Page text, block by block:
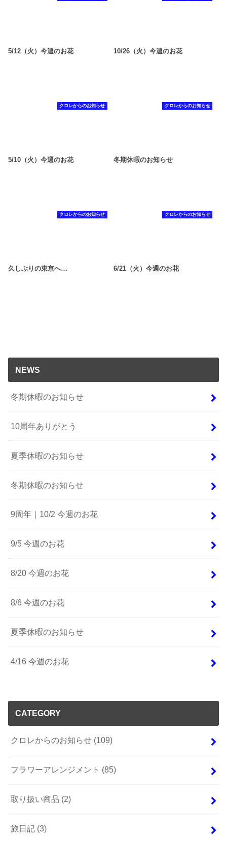
5/12（火）今週のお花 10/26（火）今週のお花
クロレからのお知らせ
5/10（火）今週のお花
クロレからのお知らせ
冬期休暇のお知らせ
クロレからのお知らせ
久しぶりの東京へ…
クロレからのお知らせ
6/21（火）今週のお花
NEWS
冬期休暇のお知らせ
10周年ありがとう
夏季休暇のお知らせ
冬期休暇のお知らせ
9周年｜10/2 今週のお花
9/5 今週のお花
8/20 今週のお花
8/6 今週のお花
夏季休暇のお知らせ
4/16 今週のお花
CATEGORY
クロレからのお知らせ (109)
フラワーアレンジメント (85)
取り扱い商品 (2)
旅日記 (3)